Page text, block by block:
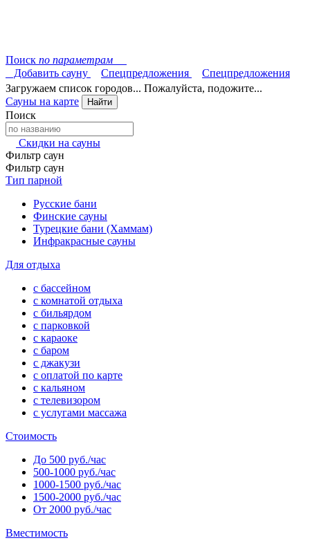
Поиск по параметрам
Добавить сауну
Спецпредложения
Спецпредложения
Загружаем список городов... Пожалуйста, подожите...
Сауны на карте
Найти
Поиск
Скидки на сауны
Фильтр саун
Фильтр саун
Тип парной
Русские бани
Финские сауны
Турецкие бани (Хаммам)
Инфракрасные сауны
Для отдыха
с бассейном
с комнатой отдыха
с бильярдом
с парковкой
с караоке
с баром
с джакузи
с оплатой по карте
с кальяном
с телевизором
с услугами массажа
Стоимость
До 500 руб./час
500-1000 руб./час
1000-1500 руб./час
1500-2000 руб./час
От 2000 руб./час
Вместимость